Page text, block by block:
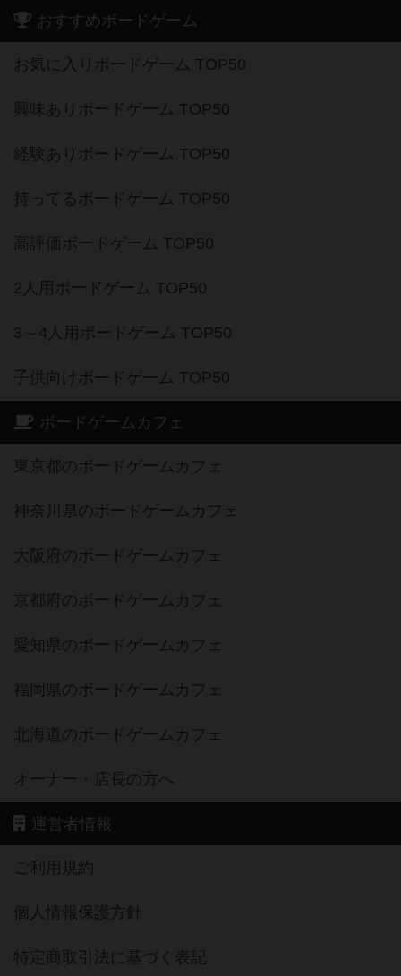
おすすめボードゲーム
お気に入りボードゲーム TOP50
興味ありボードゲーム TOP50
経験ありボードゲーム TOP50
持ってるボードゲーム TOP50
高評価ボードゲーム TOP50
2人用ボードゲーム TOP50
3～4人用ボードゲーム TOP50
子供向けボードゲーム TOP50
ボードゲームカフェ
東京都のボードゲームカフェ
神奈川県のボードゲームカフェ
大阪府のボードゲームカフェ
京都府のボードゲームカフェ
愛知県のボードゲームカフェ
福岡県のボードゲームカフェ
北海道のボードゲームカフェ
オーナー・店長の方へ
運営者情報
ご利用規約
個人情報保護方針
特定商取引法に基づく表記